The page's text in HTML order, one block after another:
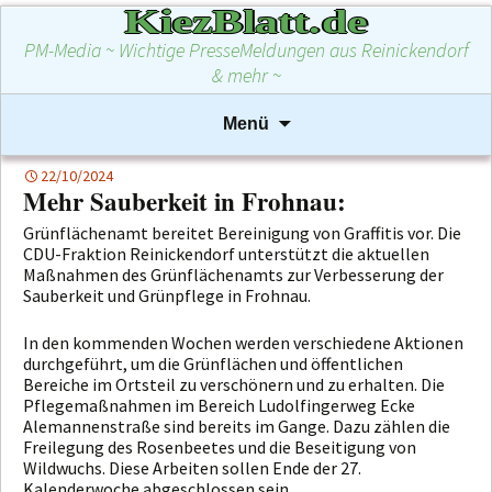
KiezBlatt.de
PM-Media ~ Wichtige PresseMeldungen aus Reinickendorf
& mehr ~
Menü
springen
22/10/2024
Mehr Sauberkeit in Frohnau:
Grünflächenamt bereitet Bereinigung von Graffitis vor. Die
CDU-Fraktion Reinickendorf unterstützt die aktuellen
Maßnahmen des Grünflächenamts zur Verbesserung der
Sauberkeit und Grünpflege in Frohnau.
In den kommenden Wochen werden verschiedene Aktionen
durchgeführt, um die Grünflächen und öffentlichen
Bereiche im Ortsteil zu verschönern und zu erhalten. Die
Pflegemaßnahmen im Bereich Ludolfingerweg Ecke
Alemannenstraße sind bereits im Gange. Dazu zählen die
Freilegung des Rosenbeetes und die Beseitigung von
Wildwuchs. Diese Arbeiten sollen Ende der 27.